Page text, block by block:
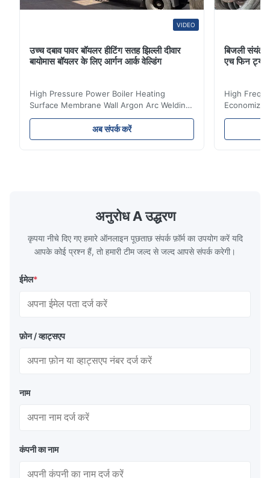
VIDEO
उच्च दबाव पावर बॉयलर हीटिंग सतह झिल्ली दीवार
बायोमास बॉयलर के लिए आर्गन आर्क वेल्डिंग
High Pressure Power Boiler Heating
Surface Membrane Wall Argon Arc Welding
For Biomass Boiler Product Introduction
Water wall panels with pins usually laid
vertically on the inner wall of the furnace
the basic component of boiler water
circulation loop.Because of both cooling
अब संपर्क करें
बिजली संयंत्र
एच फिन ट्यूब
High
Product
industrial
अनुरोध A उद्धरण
कृपया नीचे दिए गए हमारे ऑनलाइन पूछताछ संपर्क फ़ॉर्म का उपयोग करें यदि
आपके कोई प्रश्न हैं, तो हमारी टीम जल्द से जल्द आपसे संपर्क करेगी।
ईमेल*
फ़ोन / व्हाट्सएप
नाम
कंपनी का नाम